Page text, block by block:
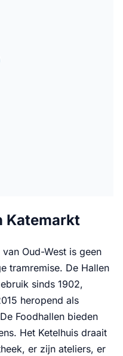
Katemarkt
Oud-West is geen
tramremise. De Hallen
sinds 1902,
heropend als
Foodhallen bieden
Het Ketelhuis draait
er zijn ateliers, er